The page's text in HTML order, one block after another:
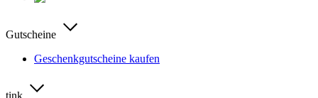
Gutscheine
Geschenkgutscheine kaufen